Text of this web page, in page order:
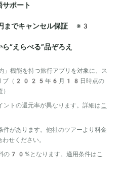
ポート
でキャンセル保証 ※3
“えらべる”品ぞろえ
機能を持つ旅行アプリを対象に、ス
プリブ（2025年6月18日時点の
トの還元率が異なります。詳細は こ
があります。他社のツアーより料金
せください。
70%となります。適用条件は こ